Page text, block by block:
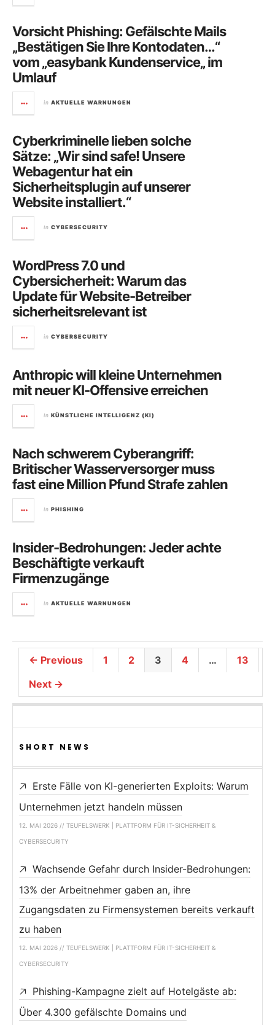
Vorsicht Phishing: Gefälschte Mails
„Bestätigen Sie Ihre Kontodaten…“
vom „easybank Kundenservice„ im
Umlauf
in AKTUELLE WARNUNGEN
Cyberkriminelle lieben solche
Sätze: „Wir sind safe! Unsere
Webagentur hat ein
Sicherheitsplugin auf unserer
Website installiert.“
in CYBERSECURITY
WordPress 7.0 und
Cybersicherheit: Warum das
Update für Website-Betreiber
sicherheitsrelevant ist
in CYBERSECURITY
Anthropic will kleine Unternehmen
mit neuer KI-Offensive erreichen
in KÜNSTLICHE INTELLIGENZ (KI)
Nach schwerem Cyberangriff:
Britischer Wasserversorger muss
fast eine Million Pfund Strafe zahlen
in PHISHING
Insider-Bedrohungen: Jeder achte
Beschäftigte verkauft
Firmenzugänge
in AKTUELLE WARNUNGEN
← Previous 1 2 3 4 …
13
Next →
SHORT NEWS
Erste Fälle von KI-generierten Exploits: Warum
Unternehmen jetzt handeln müssen
12. MAI 2026 // TEUFELSWERK | PLATTFORM FÜR IT-SICHERHEIT &
CYBERSECURITY
Wachsende Gefahr durch Insider-Bedrohungen:
13% der Arbeitnehmer gaben an, ihre
Zugangsdaten zu Firmensystemen bereits verkauft
zu haben
12. MAI 2026 // TEUFELSWERK | PLATTFORM FÜR IT-SICHERHEIT &
CYBERSECURITY
Phishing-Kampagne zielt auf Hotelgäste ab:
Über 4.300 gefälschte Domains und